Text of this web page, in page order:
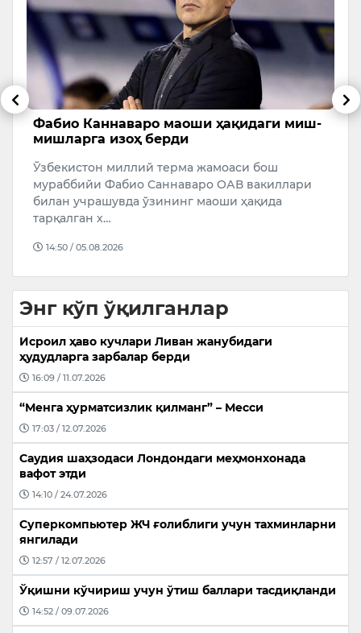
Фабио Каннаваро маоши ҳақидаги миш-
мишларга изоҳ берди
Ўзбекистон миллий терма жамоаси бош
мураббийи Фабио Cаннаваро ОАВ вакиллари
билан учрашувда ўзининг маоши ҳақида
тарқалган х…
14:50 / 05.08.2026
Энг кўп ўқилганлар
Исроил ҳаво кучлари Ливан жанубидаги
ҳудудларга зарбалар берди
16:09 / 11.07.2026
“Менга ҳурматсизлик қилманг” – Месси
17:03 / 12.07.2026
Саудия шаҳзодаси Лондондаги меҳмонхонада
вафот этди
14:10 / 24.07.2026
Суперкомпьютер ЖЧ ғолиблиги учун тахминларни
янгилади
12:57 / 12.07.2026
Ўқишни кўчириш учун ўтиш баллари тасдиқланди
14:52 / 09.07.2026